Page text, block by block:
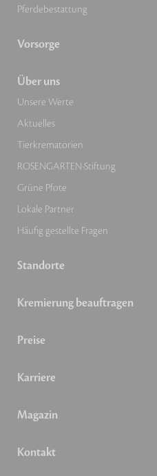
Pferdebestattung
Vorsorge
Über uns
Unsere Werte
Aktuelles
Tierkrematorien
ROSENGARTEN-Stiftung
Grüne Pfote
Lokale Partner
Häufig gestellte Fragen
Standorte
Kremierung beauftragen
Preise
Karriere
Magazin
Kontakt